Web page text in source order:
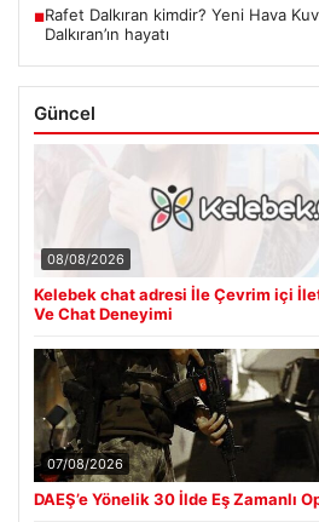
■Rafet Dalkıran kimdir? Yeni Hava
Dalkıran’ın hayatı
Güncel
08/08/2026
Kelebek chat adresi İle Çevrim içi
Ve Chat Deneyimi
07/08/2026
DAEŞ’e Yönelik 30 İlde Eş Zamanlı